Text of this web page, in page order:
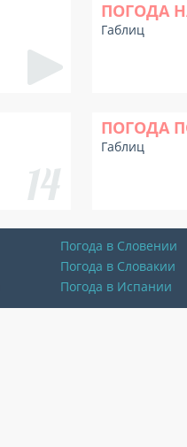
ПОГОДА
Габлиц
ПОГОДА
Габлиц
Погода в Словении
Погода в Словакии
Погода в Испании